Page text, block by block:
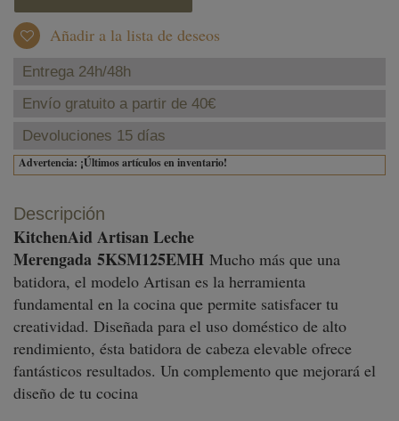
Añadir a la lista de deseos
Entrega 24h/48h
Envío gratuito a partir de 40€
Devoluciones 15 días
Advertencia: ¡Últimos artículos en inventario!
Descripción
KitchenAid Artisan Leche
Merengada 5KSM125EMH Mucho más que una
batidora, el modelo Artisan es la herramienta
fundamental en la cocina que permite satisfacer tu
creatividad. Diseñada para el uso doméstico de alto
rendimiento, ésta batidora de cabeza elevable ofrece
fantásticos resultados. Un complemento que mejorará el
diseño de tu cocina